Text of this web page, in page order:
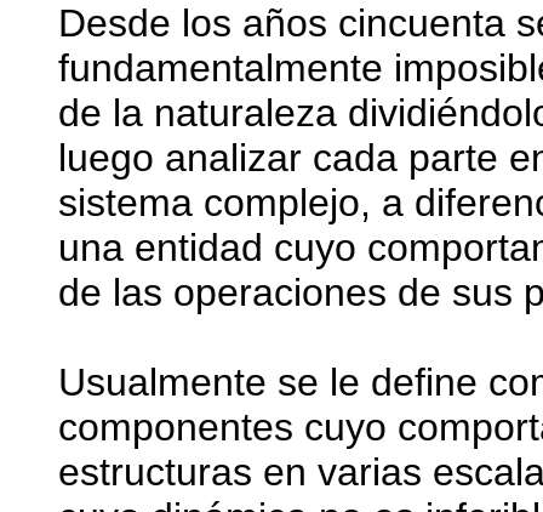
Desde los años cincuenta
fundamentalmente
de la naturaleza
luego analizar cada parte
sistema complejo, a
una entidad cuyo
de las operaciones de sus
Usualmente se le define
componentes cuyo
estructuras en varias